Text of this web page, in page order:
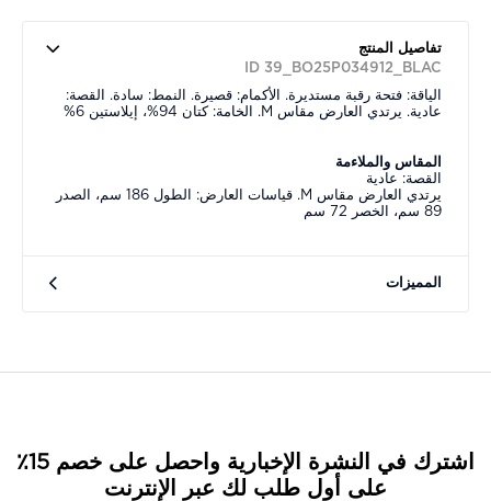
تفاصيل المنتج
ID 39_BO25P034912_BLAC
الياقة: فتحة رقبة مستديرة. الأكمام: قصيرة. النمط: سادة. القصة:
عادية. يرتدي العارض مقاس M. الخامة: كتان 94%، إيلاستين 6%
المقاس والملاءمة
القصة: عادية
يرتدي العارض مقاس M. قياسات العارض: الطول 186 سم، الصدر
89 سم، الخصر 72 سم
المميزات
اشترك في النشرة الإخبارية واحصل على خصم 15٪
على أول طلب لك عبر الإنترنت